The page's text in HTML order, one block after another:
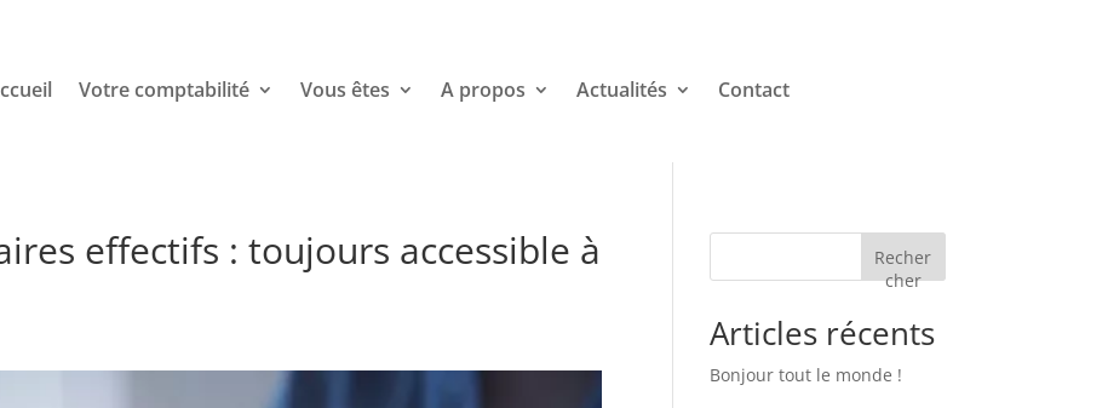
Votre comptabilité Vous êtes A propos Actualités Contact
effectifs : toujours accessible à
Recher
cher
Articles récents
Bonjour tout le monde !